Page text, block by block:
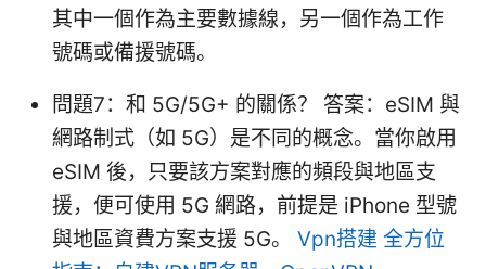
其中一個作為主要數據線，另一個作為工作
號碼或備援號碼。
問題7：和 5G/5G+ 的關係？ 答案：eSIM 與
網路制式（如 5G）是不同的概念。當你啟用
eSIM 後，只要該方案對應的頻段與地區支
援，便可使用 5G 網路，前提是 iPhone 型號
與地區資費方案支援 5G。 Vpn搭建 全方位